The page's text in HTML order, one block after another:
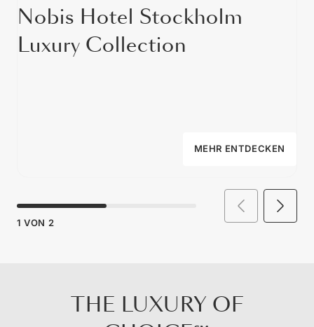
Nobis Hotel Stockholm
Luxury Collection
MEHR ENTDECKEN
1 VON 2
THE LUXURY OF